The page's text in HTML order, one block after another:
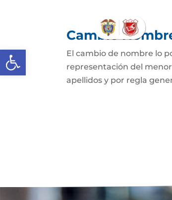
Abrir barra de herramientas
Cambio
El cambio de nombre lo
representación del
apellidos y por regla